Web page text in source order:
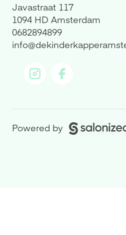
Javastraat 117
1094 HD Amsterdam
0682894899
Powered by